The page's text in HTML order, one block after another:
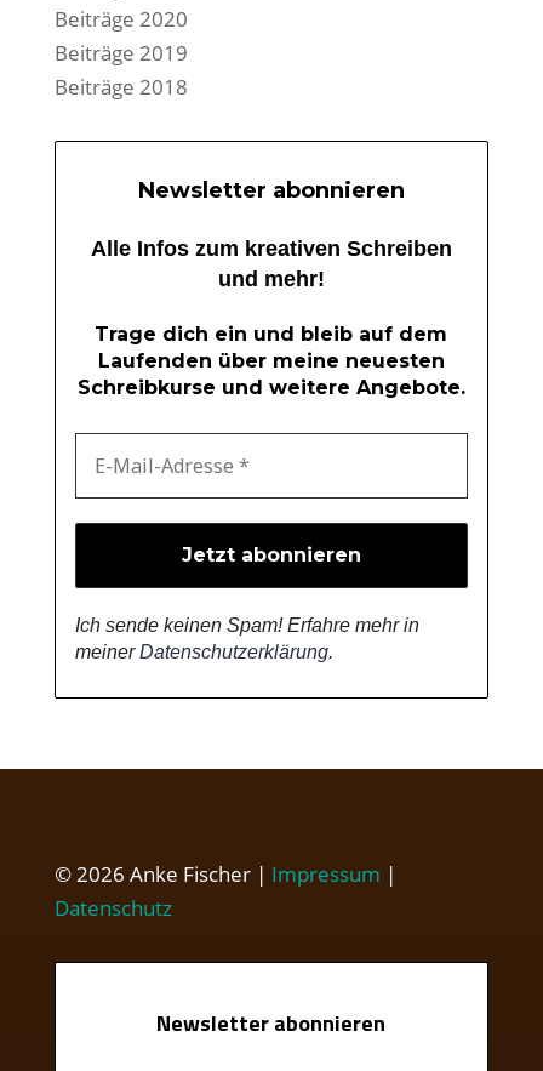
Beiträge 2020
Beiträge 2019
Beiträge 2018
Newsletter abonnieren
Alle Infos zum kreativen Schreiben
und mehr!
Trage dich ein und bleib auf dem
Laufenden über meine neuesten
Schreibkurse und weitere Angebote.
Ich sende keinen Spam! Erfahre mehr in
meinerDatenschutzerklärung.
© 2026 Anke Fischer | Impressum |
Datenschutz
Newsletter abonnieren